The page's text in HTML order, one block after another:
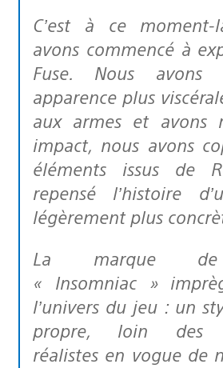
C’est à ce moment-là que nous
avons commencé à
Fuse. Nous avons
apparence plus
aux armes et avons
impact, nous avons
éléments issus de
repensé l’histoire
légèrement plus
La marque de fabrique
« Insomniac »
l’univers du jeu : un
propre, loin des
réalistes en vogue de